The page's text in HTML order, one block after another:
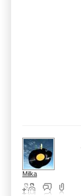
Milka